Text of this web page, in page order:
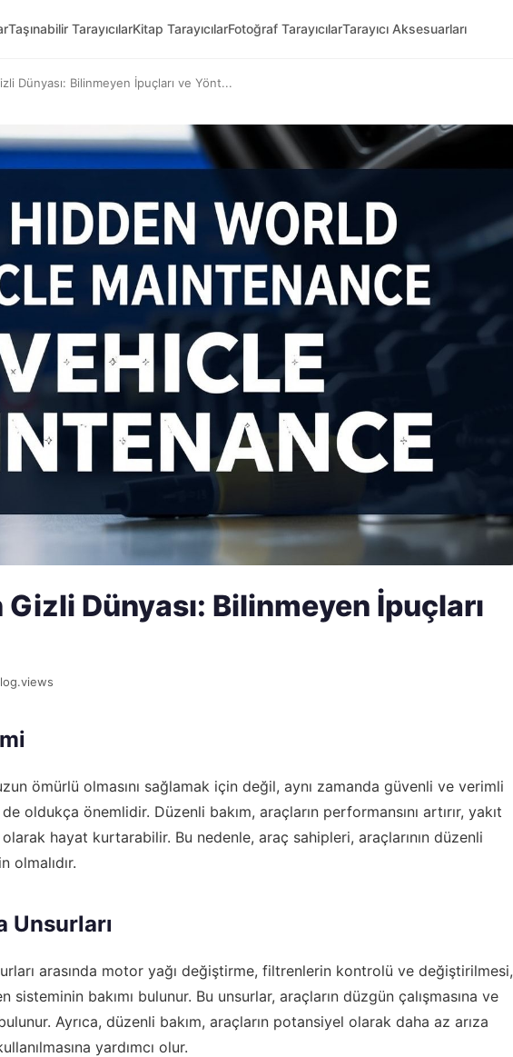
Taşınabilir TarayıcılarKitap TarayıcılarFotoğraf TarayıcılarTarayıcı Aksesuarları
Dünyası: Bilinmeyen İpuçları ve Yönt...
Gizli Dünyası: Bilinmeyen İpuçları
ömürlü olmasını sağlamak için değil, aynı zamanda güvenli ve verimli
oldukça önemlidir. Düzenli bakım, araçların performansını artırır, yakıt
hayat kurtarabilir. Bu nedenle, araç sahipleri, araçlarının düzenli
olmalıdır.
Unsurları
arasında motor yağı değiştirme, filtrenlerin kontrolü ve değiştirilmesi,
sisteminin bakımı bulunur. Bu unsurlar, araçların düzgün çalışmasına ve
Ayrıca, düzenli bakım, araçların potansiyel olarak daha az arıza
yardımcı olur.